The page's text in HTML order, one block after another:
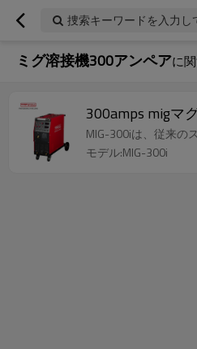
捜索キーワードを入力し
ミグ溶接機300アンペアに
300amps migマ
MIG-300iは、従来の
モデル:MIG-300i